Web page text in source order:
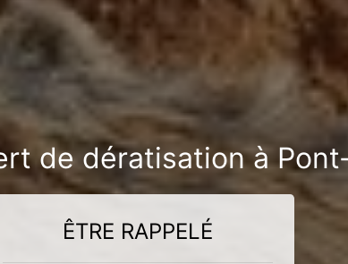
de dératisation à
ÊTRE RAPPELÉ